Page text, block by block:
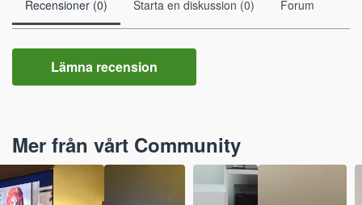
Recensioner (0) Starta en diskussion (0) Forum
Lämna recension
Mer från vårt Community